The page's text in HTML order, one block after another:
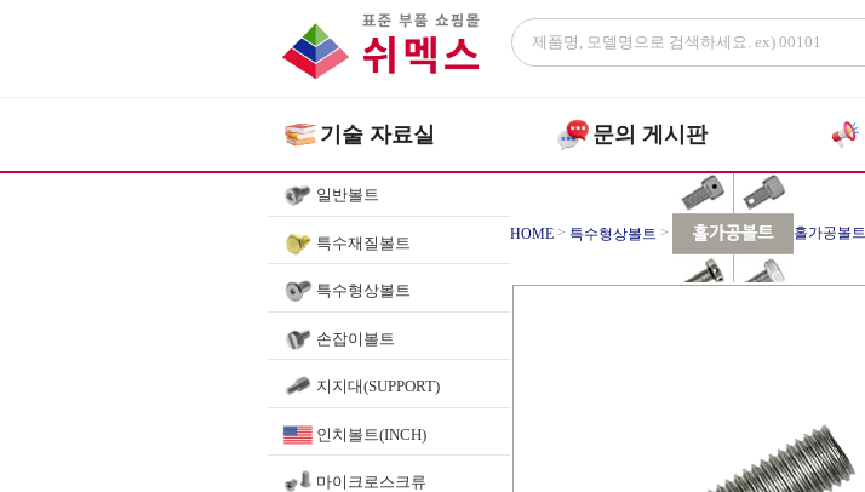
기술 자료실 문의 게시판
일반볼트
특수재질볼트
특수형상볼트
손잡이볼트
지지대(SUPPORT)
인치볼트(INCH)
마이크로스크류
HOME > 특수형상볼트 > 홀가공볼트